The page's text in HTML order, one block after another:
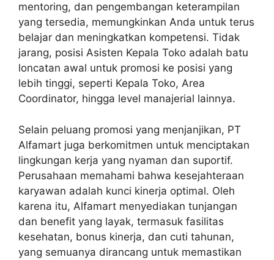
mentoring, dan pengembangan keterampilan
yang tersedia, memungkinkan Anda untuk terus
belajar dan meningkatkan kompetensi. Tidak
jarang, posisi Asisten Kepala Toko adalah batu
loncatan awal untuk promosi ke posisi yang
lebih tinggi, seperti Kepala Toko, Area
Coordinator, hingga level manajerial lainnya.
Selain peluang promosi yang menjanjikan, PT
Alfamart juga berkomitmen untuk menciptakan
lingkungan kerja yang nyaman dan suportif.
Perusahaan memahami bahwa kesejahteraan
karyawan adalah kunci kinerja optimal. Oleh
karena itu, Alfamart menyediakan tunjangan
dan benefit yang layak, termasuk fasilitas
kesehatan, bonus kinerja, dan cuti tahunan,
yang semuanya dirancang untuk memastikan